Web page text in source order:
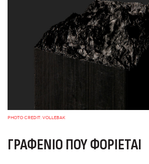
PHOTO CREDIT: VOLLEBAK
ΓΡΑΦΈΝΙΟ ΠΟΥ ΦΟΡΙΈΤΑΙ